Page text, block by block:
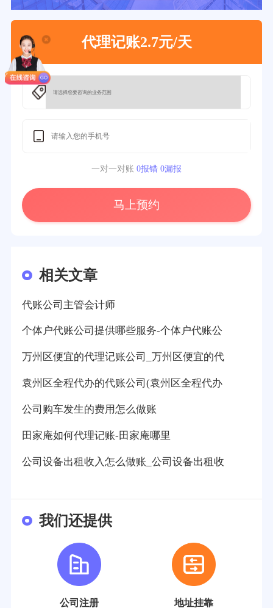
代理记账2.7元/天
一对一对账 0报错 0漏报
马上预约
相关文章
代账公司主管会计师
个体户代账公司提供哪些服务-个体户代账公
万州区便宜的代理记账公司_万州区便宜的代
袁州区全程代办的代账公司(袁州区全程代办
公司购车发生的费用怎么做账
田家庵如何代理记账-田家庵哪里
公司设备出租收入怎么做账_公司设备出租收
我们还提供
公司注册 地址挂靠